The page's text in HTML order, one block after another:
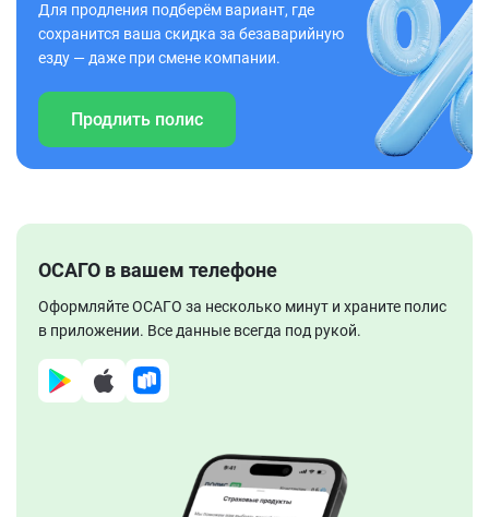
Для продления подберём вариант, где
сохранится ваша скидка за безаварийную
езду — даже при смене компании.
Продлить полис
ОСАГО в вашем телефоне
Оформляйте ОСАГО за несколько минут и храните полис
в приложении. Все данные всегда под рукой.